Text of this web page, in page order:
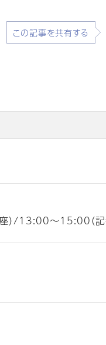
この記事を共有する
/13:00〜15:00（記